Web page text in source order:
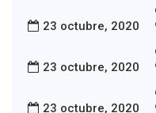
OED- LA
23 octubre, 2020
23 octubre, 2020
23 octubre, 2020